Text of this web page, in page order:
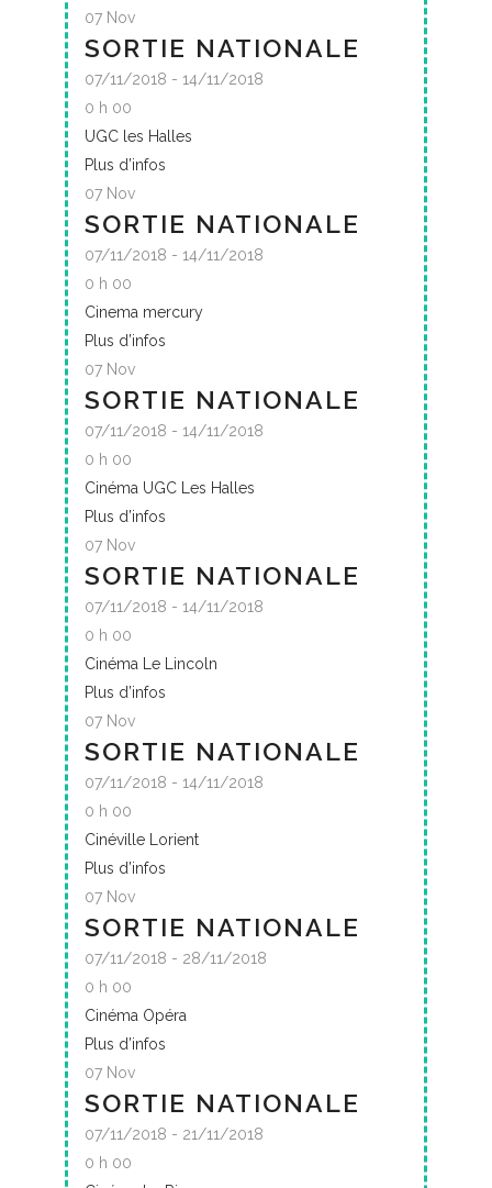
07 Nov
SORTIE NATIONALE
07/11/2018 - 14/11/2018
0 h 00
UGC les Halles
Plus d’infos
07 Nov
SORTIE NATIONALE
07/11/2018 - 14/11/2018
0 h 00
Cinema mercury
Plus d’infos
07 Nov
SORTIE NATIONALE
07/11/2018 - 14/11/2018
0 h 00
Cinéma UGC Les Halles
Plus d’infos
07 Nov
SORTIE NATIONALE
07/11/2018 - 14/11/2018
0 h 00
Cinéma Le Lincoln
Plus d’infos
07 Nov
SORTIE NATIONALE
07/11/2018 - 14/11/2018
0 h 00
Cinéville Lorient
Plus d’infos
07 Nov
SORTIE NATIONALE
07/11/2018 - 28/11/2018
0 h 00
Cinéma Opéra
Plus d’infos
07 Nov
SORTIE NATIONALE
07/11/2018 - 21/11/2018
0 h 00